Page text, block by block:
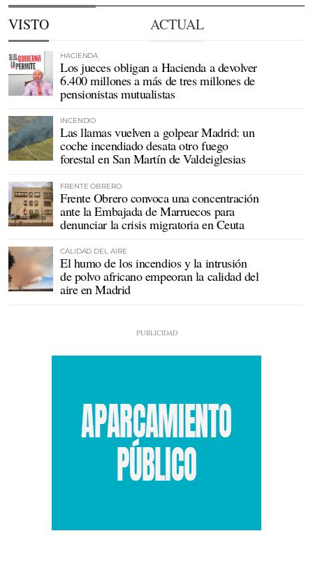
VISTO ACTUAL
HACIENDA
Los jueces obligan a Hacienda a devolver
6.400 millones a más de tres millones de
pensionistas mutualistas
INCENDIO
Las llamas vuelven a golpear Madrid: un
coche incendiado desata otro fuego
forestal en San Martín de Valdeiglesias
FRENTE OBRERO
Frente Obrero convoca una concentración
ante la Embajada de Marruecos para
denunciar la crisis migratoria en Ceuta
CALIDAD DEL AIRE
El humo de los incendios y la intrusión
de polvo africano empeoran la calidad del
aire en Madrid